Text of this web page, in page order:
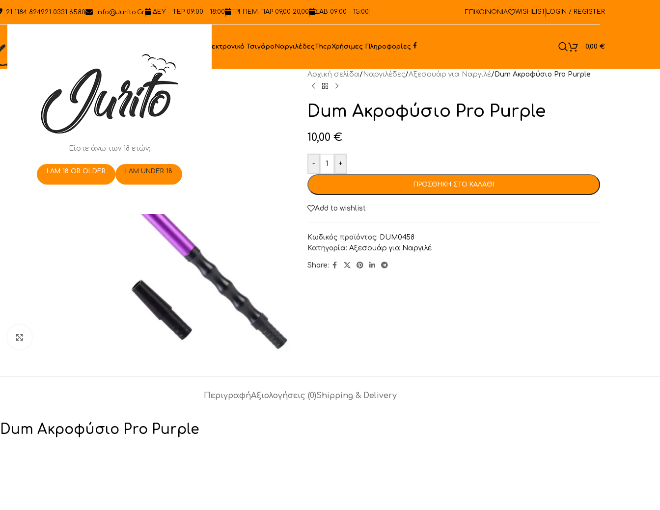
Είστε άνω των 18 ετών;
I AM 18 OR OLDER I AM UNDER 18
21 1184 824921 0331 6580 Info@jurito.gr ΔΕΥ - ΤΕΡ 09:00 - 18:00 ΤΡΙ-ΠΕΜ-ΠΑΡ 09,00-20,00 ΣΑΒ 09:00 - 15:00 ΕΠΙΚΟΙΝΩΝΙΑ WISHLIST LOGIN / REGISTER
Ηλεκτρονικό Τσιγάρο ΝαργιλέδεςThcpΧρήσιμες Πληροφορίες 0,00 €
Αρχική σελίδα/ Ναργιλέδες/Αξεσουάρ για Ναργιλέ/ Dum Aκροφύσιο Pro Purple
Dum Aκροφύσιο Pro Purple
10,00 €
- +
ΠΡΟΣΘΉΚΗ ΣΤΟ ΚΑΛΆΘΙ
Add to wishlist
Κωδικός προϊόντος: DUM0458
Κατηγορία: Αξεσουάρ για Ναργιλέ
Share:
ΠεριγραφήΑξιολογήσεις (0)Shipping & Delivery
Dum Aκροφύσιο Pro Purple